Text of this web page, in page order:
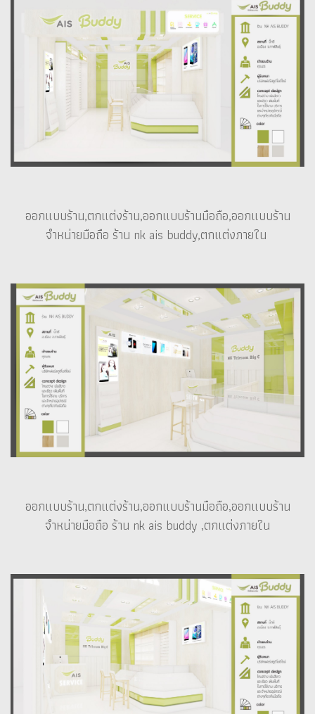
ออกแบบร้าน,ตกแต่งร้าน,ออกแบบร้านมือถือ,ออกแบบร้าน
จำหน่ายมือถือ ร้าน nk ais buddy,ตกแต่งภายใน
ออกแบบร้าน,ตกแต่งร้าน,ออกแบบร้านมือถือ,ออกแบบร้าน
จำหน่ายมือถือ ร้าน nk ais buddy ,ตกแต่งภายใน